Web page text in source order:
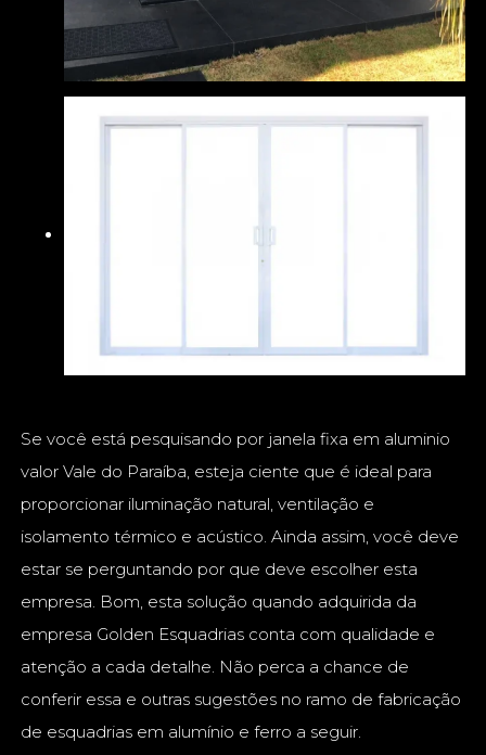
Se você está pesquisando por janela fixa em aluminio
valor Vale do Paraíba, esteja ciente que é ideal para
proporcionar iluminação natural, ventilação e
isolamento térmico e acústico. Ainda assim, você deve
estar se perguntando por que deve escolher esta
empresa. Bom, esta solução quando adquirida da
empresa Golden Esquadrias conta com qualidade e
atenção a cada detalhe. Não perca a chance de
conferir essa e outras sugestões no ramo de fabricação
de esquadrias em alumínio e ferro a seguir.